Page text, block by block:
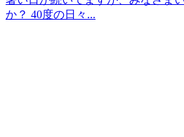
か？ 40度の日々...